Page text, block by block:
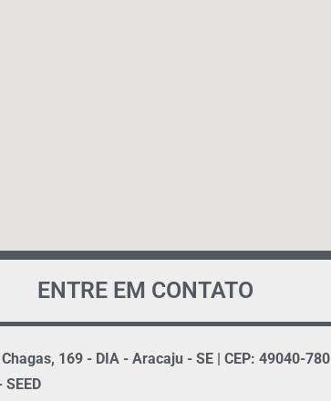
ENTRE EM CONTATO
169 - DIA - Aracaju - SE | CEP: 49040-780